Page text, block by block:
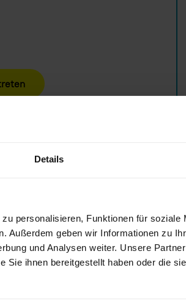
Details
personalisieren, Funktionen für soziale
Außerdem geben wir Informationen zu
und Analysen weiter. Unsere
Sie ihnen bereitgestellt haben oder die